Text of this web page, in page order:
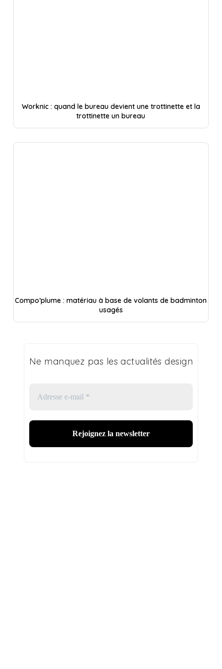
Worknic : quand le bureau devient une trottinette et la
trottinette un bureau
Compo’plume : matériau à base de volants de badminton
usagés
Ne manquez pas les actualités design